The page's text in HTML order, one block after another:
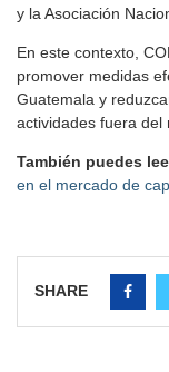
y la Asociación
En este contexto,
promover medidas
Guatemala y
actividades fuera del
También puedes
en el mercado de
SHARE